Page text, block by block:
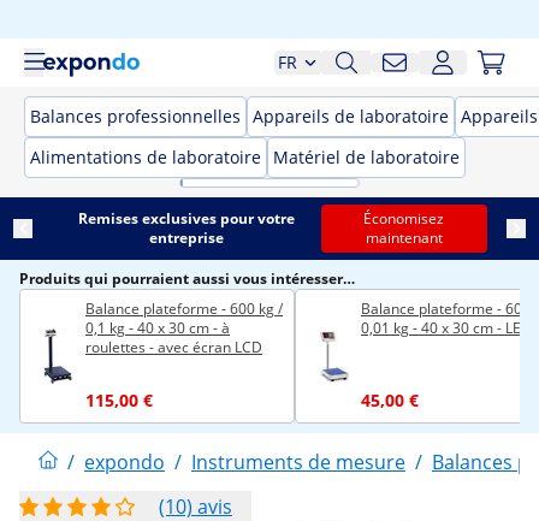
FR
Balances professionnelles Appareils de laboratoire
Alimentations de laboratoire Matériel de laboratoire
Remises exclusives pour votre
entreprise
Économisez
maintenant
Produits qui pourraient aussi vous intéresser…
Balance plateforme - 600 kg /
0,1 kg - 40 x 30 cm - à
roulettes - avec écran LCD
115,00 €
Balance plateforme - 60
0,01 kg - 40 x 30 cm - LED
45,00 €
/ expondo / Instruments de mesure / Balances
(10) avis